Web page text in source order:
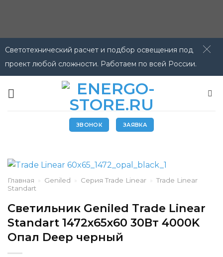
Светотехнический расчет и подбор освещения под
проект любой сложности. Работаем по всей России.
ЗВОНОК ЗАЯВКА
Главная » Geniled » Серия Trade Linear » Trade Linear
Standart
Светильник Geniled Trade Linear
Standart 1472х65х60 30Вт 4000K
Опал Deep черный